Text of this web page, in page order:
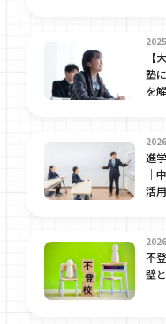
【
塾
を
進
｜
活
不
壁